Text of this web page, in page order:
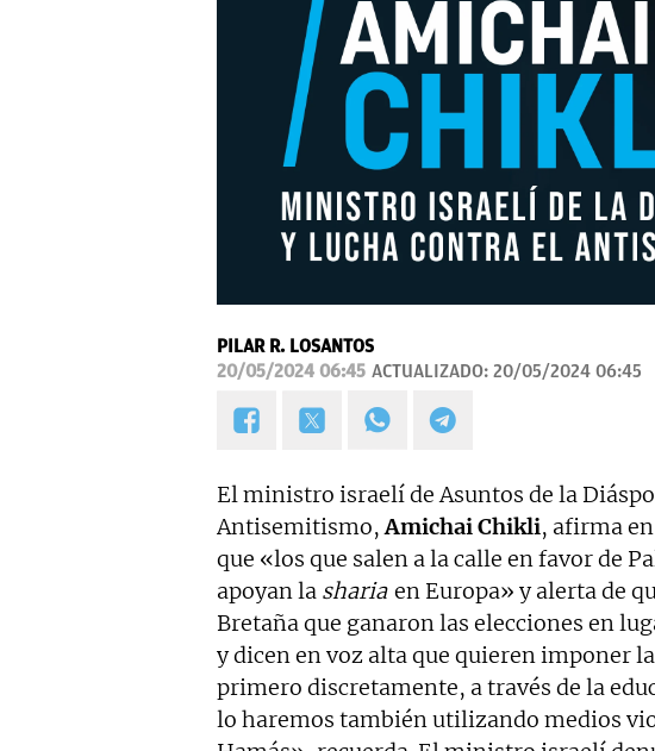
PILAR R. LOSANTOS
20/05/2024 06:45 ACTUALIZADO: 20/05/2024 06:45
El ministro israelí de Asuntos de la
Antisemitismo, Amichai Chikli, afirma
que «los que salen a la calle en favor de
apoyan la sharia en Europa» y alerta de
Bretaña que ganaron las elecciones en
y dicen en voz alta que quieren imponer la
primero discretamente, a través de la
lo haremos también utilizando medios